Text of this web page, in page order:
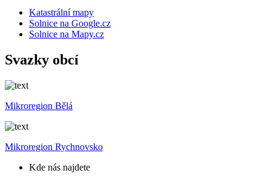
Katastrální mapy
Solnice na Google.cz
Solnice na Mapy.cz
Svazky obcí
Mikroregion Bělá
Mikroregion Rychnovsko
Kde nás najdete